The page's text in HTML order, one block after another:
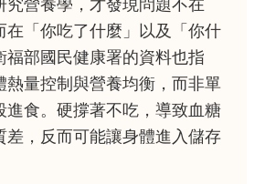
在「你吃了什麼」以及「你什
福部國民健康署的資料也指
熱量控制與營養均衡，而非單
進食。硬撐著不吃，導致血糖
差，反而可能讓身體進入儲存